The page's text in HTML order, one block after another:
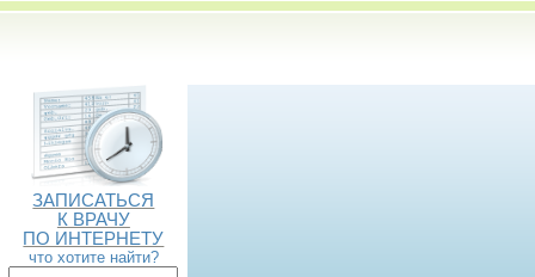
ЗАПИСАТЬСЯ
К ВРАЧУ
ПО ИНТЕРНЕТУ
что хотите найти?